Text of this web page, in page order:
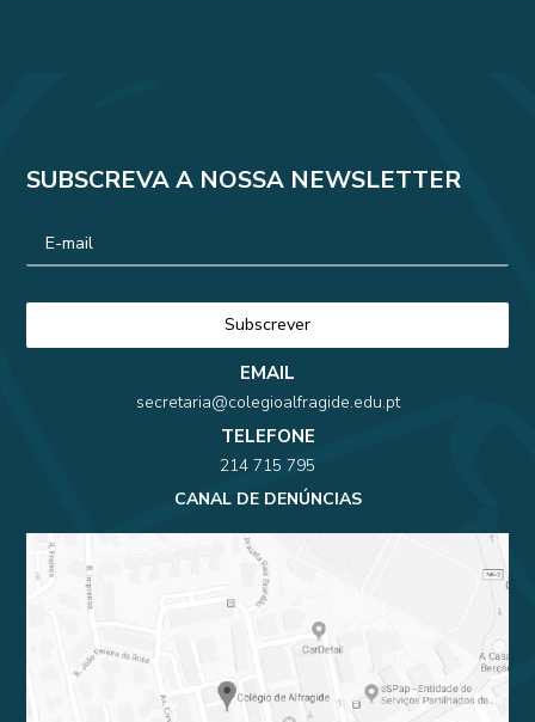
SUBSCREVA A NOSSA NEWSLETTER
EMAIL
secretaria@colegioalfragide.edu.pt
TELEFONE
214 715 795
CANAL DE DENÚNCIAS